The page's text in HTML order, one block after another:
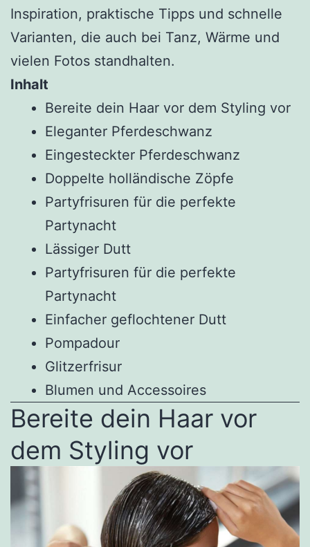
Inspiration, praktische Tipps und schnelle
Varianten, die auch bei Tanz, Wärme und
vielen Fotos standhalten.
Inhalt
Bereite dein Haar vor dem Styling vor
Eleganter Pferdeschwanz
Eingesteckter Pferdeschwanz
Doppelte holländische Zöpfe
Partyfrisuren für die perfekte
Partynacht
Lässiger Dutt
Partyfrisuren für die perfekte
Partynacht
Einfacher geflochtener Dutt
Pompadour
Glitzerfrisur
Blumen und Accessoires
Bereite dein Haar vor
dem Styling vor